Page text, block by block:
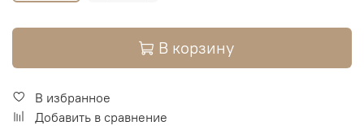
В корзину
В избранное
Добавить в сравнение